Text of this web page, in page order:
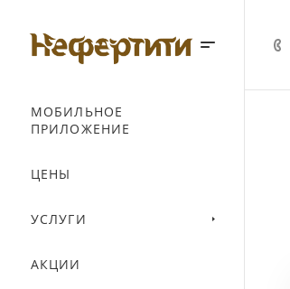
МОБИЛЬНОЕ
ПРИЛОЖЕНИЕ
ЦЕНЫ
УСЛУГИ
АКЦИИ